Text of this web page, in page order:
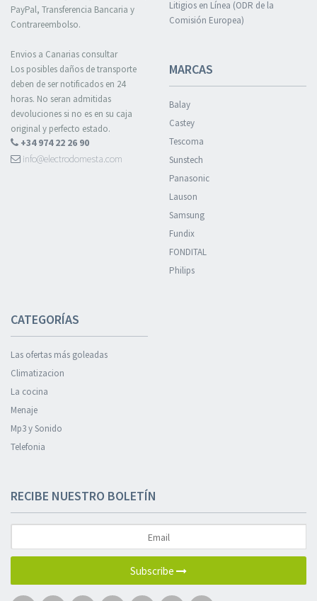
PayPal, Transferencia Bancaria y
Contrareembolso.
Envios a Canarias consultar
Los posibles daños de transporte
deben de ser notificados en 24
horas. No seran admitidas
devoluciones si no es en su caja
original y perfecto estado.
+34 974 22 26 90
info@electrodomesta.com
Litigios en Línea (ODR de la
Comisión Europea)
MARCAS
Balay
Castey
Tescoma
Sunstech
Panasonic
Lauson
Samsung
Fundix
FONDITAL
Philips
CATEGORÍAS
Las ofertas más goleadas
Climatizacion
La cocina
Menaje
Mp3 y Sonido
Telefonia
RECIBE NUESTRO BOLETÍN
Subscribe